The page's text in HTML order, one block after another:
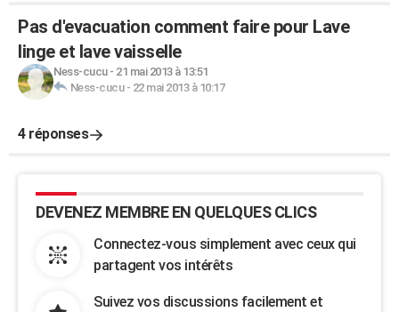
Pas d'evacuation comment faire pour Lave
linge et lave vaisselle
Ness-cucu- 21 mai 2013 à 13:51
Ness-cucu- 22 mai 2013 à 10:17
4 réponses
DEVENEZ MEMBRE EN QUELQUES CLICS
Connectez-vous simplement avec ceux qui
partagent vos intérêts
Suivez vos discussions facilement et